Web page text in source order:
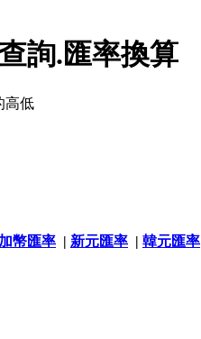
詢.匯率換算
高低
加幣匯率 | 新元匯率 | 韓元匯率